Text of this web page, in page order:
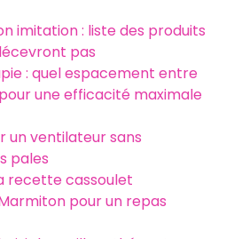
imitation : liste des produits
pas
: quel espacement entre
une efficacité maximale
un ventilateur sans
pales
recette cassoulet
pour un repas